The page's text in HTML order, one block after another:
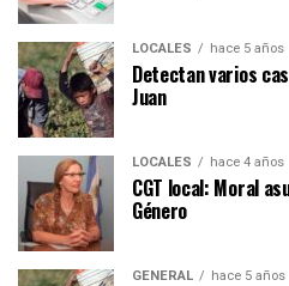
LOCALES hace 5 años
Detectan varios
Juan
LOCALES hace 4 años
CGT local: Moral
Género
GENERAL hace 5 años